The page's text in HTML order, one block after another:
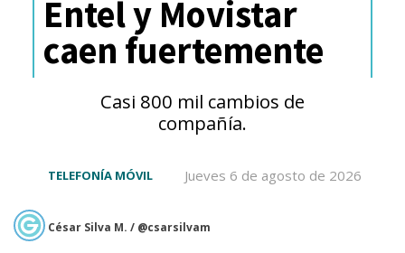
Adreno 850 con 18MB de caché,
optimizado para gaming y tareas
disponibilidad
En cuanto a su llegada al
Entel y Movistar
caen fuertemente
Casi 800 mil cambios de
compañía.
Jueves 6 de agosto de 2026
TELEFONÍA MÓVIL
César Silva M. / @csarsilvam